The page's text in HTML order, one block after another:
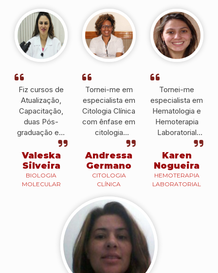
Fiz cursos de
Atualização,
Capacitação,
duas Pós-
graduação em
Hematologia e
Hemoterapia e
Biologia
Molecular que
me ajudaram a
prestar um bom
Valeska
Silveira
BIOLOGIA
MOLECULAR
Tornei-me em
especialista em
Citologia Clínica
com ênfase em
citologia
cérvico-vaginal
pelo IPESSP e
atualmente é
Histotécnica no
Hospital
Brigadeiro.
Andressa
Germano
CITOLOGIA
CLÍNICA
Tornei-me
especialista em
Hematologia e
Hemoterapia
Laboratorial
pelo IPESSP e
atualmente, sou
docente do
IPESSP e
também em
Karen
Nogueira
HEMOTERAPIA
LABORATORIAL